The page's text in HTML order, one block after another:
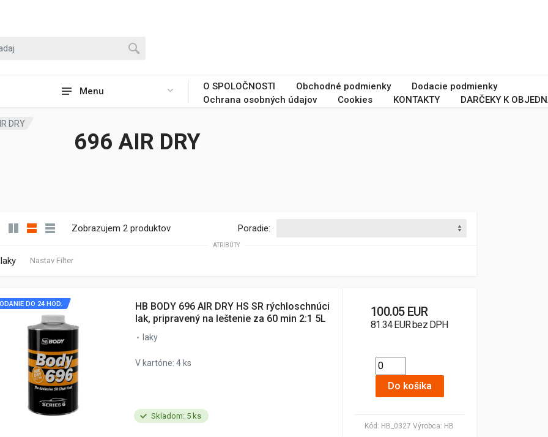
Menu O SPOLOČNOSTI Obchodné podmienky
Dodacie podmienky
Ochrana osobných údajov
Cookies KONTAKTY DARČEKY K
DRY
696 AIR DRY
Zobrazujem 2 produktov Poradie:
ATRIBÚTY
laky Nastav Filter
Skladom: 5 ks
Kód: HB_0327 Výrobca: HB
DO 24 HOD.
HB BODY 696 AIR DRY HS SR rýchloschnúci
lak, pripravený na leštenie za 60 min 2:1 5L
laky
V kartóne: 4 ks
100.05 EUR
81.34 EUR bez DPH
Do košíka